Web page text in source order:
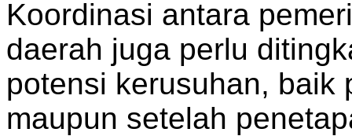
Koordinasi antara
daerah juga perlu
potensi kerusuhan, baik
maupun setelah